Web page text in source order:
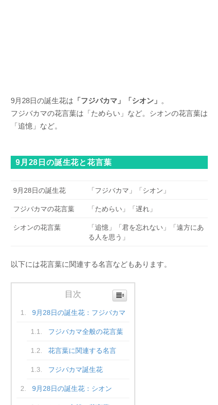
9月28日の誕生花は 「フジバカマ」「シオン」 。
フジバカマの花言葉は「ためらい」など。シオンの花言葉は
「追憶」など。
9月28日の誕生花と花言葉
9月28日の誕生花 「フジバカマ」「シオン」
フジバカマの花言葉 「ためらい」「遅れ」
シオンの花言葉
「追憶」「君を忘れない」「遠方にあ
る人を思う」
以下には花言葉に関連する名言などもあります。
目次
9月28日の誕生花：フジバカマ
フジバカマ全般の花言葉
花言葉に関連する名言
フジバカマ誕生花
9月28日の誕生花：シオン